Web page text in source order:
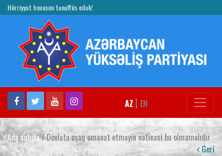
Hürriyyət havasını tənəffüs edək!
AZ | EN
Ana səhifə/ Dövlətə uşaq əmanət etməyin nəticəsi bu olmamalıdır
Geri